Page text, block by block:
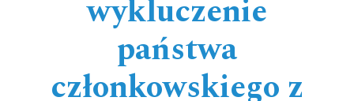
wykluczenie
państwa
członkowskiego z